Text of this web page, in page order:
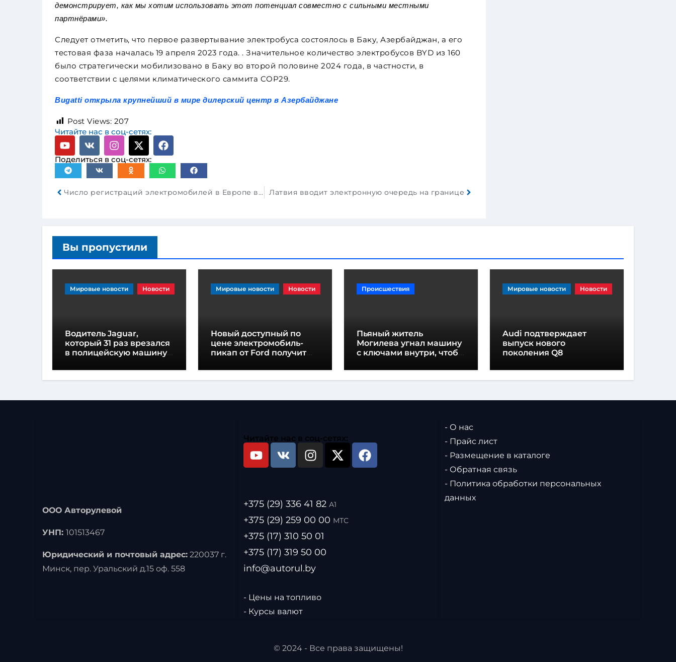
демонстрирует, как мы хотим использовать этот потенциал совместно с сильными местными
партнёрами».
Следует отметить, что первое развертывание электробуса состоялось в Баку, Азербайджан, а его
тестовая фаза началась 19 апреля 2023 года. . Значительное количество электробусов BYD из 160
было стратегически мобилизовано в Баку во второй половине 2024 года, в частности, в
соответствии с целями климатического саммита COP29.
Bugatti открыла крупнейший в мире дилерский центр в Азербайджане
Post Views: 207
Читайте нас в соц-сетях:
Поделиться в соц-сетях:
Число регистраций электромобилей в Европе выросло на 30 процентов Латвия вводит электронную очередь на границе
Вы пропустили
Мировые новости Новости
Водитель Jaguar,
который 31 раз врезался
в полицейскую машину,
тюремному заключению
Мировые новости Новости
Новый доступный по
цене электромобиль-
пикап от Ford получит
Происшествия
Пьяный житель
Могилева угнал машину
с ключами внутри, чтобы
Мировые новости Новости
Audi подтверждает
выпуск нового
поколения Q8
ООО Авторулевой
УНП: 101513467
Юридический и почтовый адрес: 220037 г.
Минск, пер. Уральский д.15 оф. 558
Читайте нас в соц-сетях:
+375 (29) 336 41 82 А1
+375 (29) 259 00 00 МТС
+375 (17) 310 50 01
+375 (17) 319 50 00
info@autorul.by
- Цены на топливо
- Курсы валют
- О нас
- Прайс лист
- Размещение в каталоге
- Обратная связь
- Политика обработки персональных
данных
© 2024 - Все права защищены!